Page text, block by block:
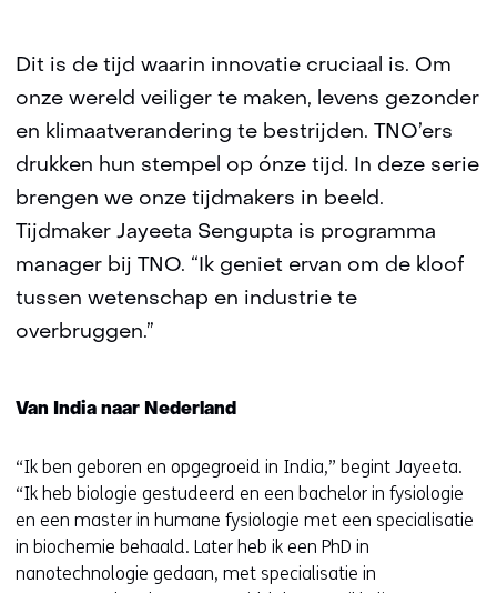
Dit is de tijd waarin innovatie cruciaal is. Om
onze wereld veiliger te maken, levens gezonder
en klimaatverandering te bestrijden. TNO’ers
drukken hun stempel op ónze tijd. In deze serie
brengen we onze tijdmakers in beeld.
Tijdmaker Jayeeta Sengupta is programma
manager bij TNO. “Ik geniet ervan om de kloof
tussen wetenschap en industrie te
overbruggen.”
Van India naar Nederland
“Ik ben geboren en opgegroeid in India,” begint Jayeeta.
“Ik heb biologie gestudeerd en een bachelor in fysiologie
en een master in humane fysiologie met een specialisatie
in biochemie behaald. Later heb ik een PhD in
nanotechnologie gedaan, met specialisatie in